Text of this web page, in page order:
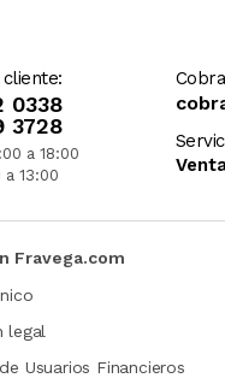
0338
3728
a 18:00
13:00
Fravega.com
legal
Usuarios Financieros